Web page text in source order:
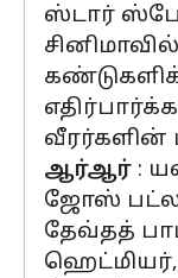
ஸ்டார்
வீரர்களின்
ஆர்ஆர் :
ஜோஸ்
தேவ்தத்